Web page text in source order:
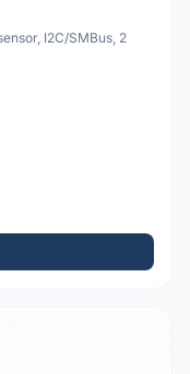
I2C/SMBus, 2